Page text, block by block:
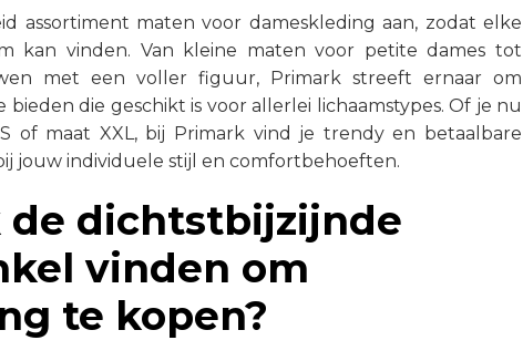
assortiment maten voor dameskleding aan, zodat elke
kan vinden. Van kleine maten voor petite dames tot
met een voller figuur, Primark streeft ernaar om
die geschikt is voor allerlei lichaamstypes. Of je nu
of maat XXL, bij Primark vind je trendy en betaalbare
jouw individuele stijl en comfortbehoeften.
de dichtstbijzijnde
vinden om
te kopen?